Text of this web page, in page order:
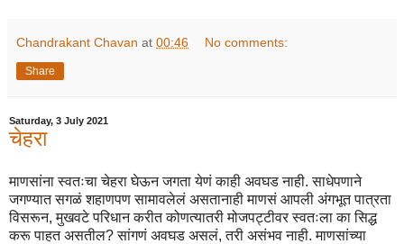
Chandrakant Chavan at 00:46 No comments:
Share
Saturday, 3 July 2021
चेहरा
माणसांना स्वतःचा चेहरा घेऊन जगता येणं काही अवघड नाही. साधेपणाने
जगण्यात सगळं शहाणपण सामावलेलं असतानाही माणसं आपली अंगभूत पात्रता
विसरून, मुखवटे परिधान करीत कोणत्यातरी मोजपट्टीवर स्वतःला का सिद्ध
करू पाहत असतील? सांगणं अवघड असलं, तरी असंभव नाही. माणसांच्या